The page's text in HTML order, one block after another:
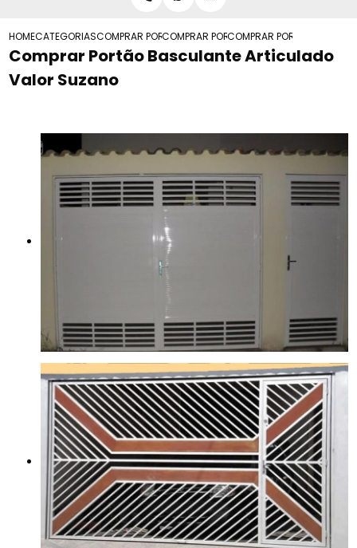
HOMECATEGORIASCOMPRAR PORTAO BASCULANTE
COMPRAR PORTAO BASCULANTE
COMPRAR PORTAO
Comprar Portão Basculante Articulado
Valor Suzano